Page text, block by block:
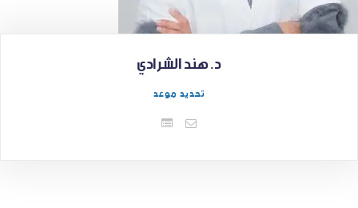
د. هند الشرادي
تحديد موعد